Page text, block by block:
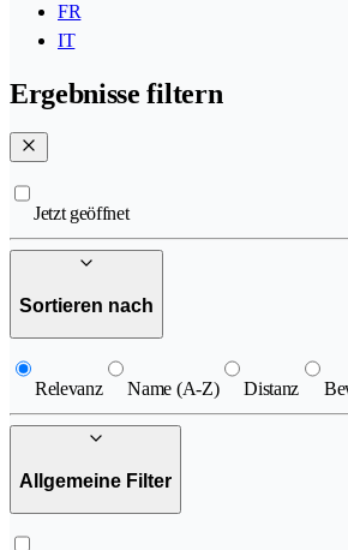
FR
IT
Ergebnisse filtern
Jetzt geöffnet
Sortieren nach
Relevanz Name (A-Z) Distanz
Allgemeine Filter